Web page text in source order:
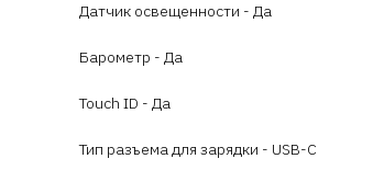
Датчик освещенности - Да
Барометр - Да
Touch ID - Да
Тип разъема для зарядки - USB-C